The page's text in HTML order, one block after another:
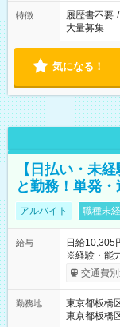
特徴 履歴書不要 /
大量募集
気になる！
【日払い・未
と勤務！単発
アルバイト 職種未
給与
日給10,305
※経験・能力
間】試用期
交通費
勤務地
東京都板橋
東京都板橋